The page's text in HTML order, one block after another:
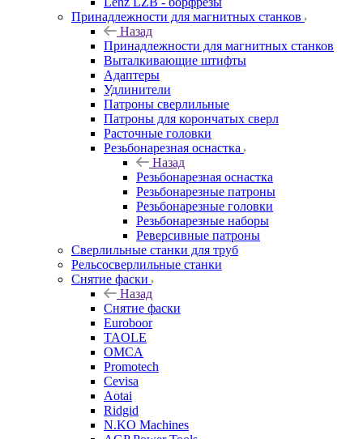
Принадлежности для магнитных станков
Назад
Принадлежности для магнитных станков
Выталкивающие штифты
Адаптеры
Удлинители
Патроны сверлильные
Патроны для корончатых сверл
Расточные головки
Резьбонарезная оснастка
Назад
Резьбонарезная оснастка
Резьбонарезные патроны
Резьбонарезные головки
Резьбонарезные наборы
Реверсивные патроны
Сверлильные станки для труб
Рельсосверлильные станки
Снятие фаски
Назад
Снятие фаски
Euroboor
TAOLE
OMCA
Promotech
Cevisa
Aotai
Ridgid
N.KO Machines